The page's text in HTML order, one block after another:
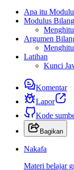
Apa itu
Modulus
Argumen
Latihan
Kunci
Komentar
Lapor
Kode
Bagikan
Nakafa
Materi belajar